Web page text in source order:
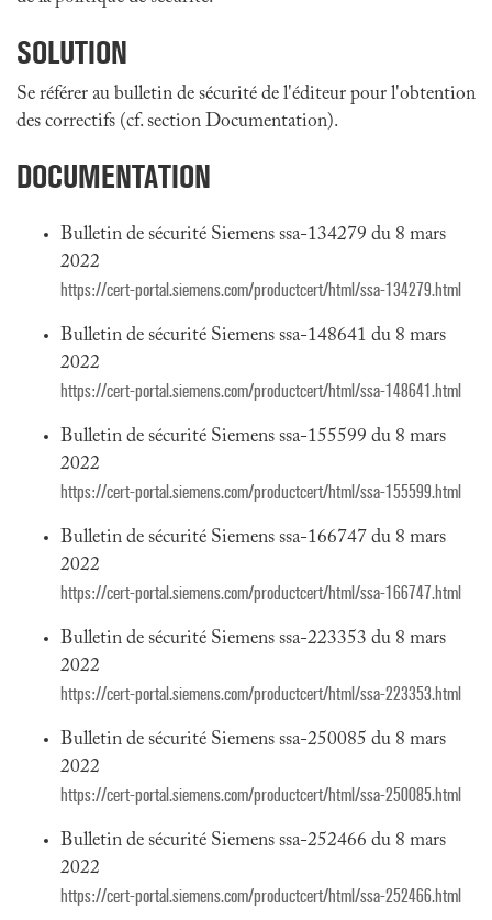
SOLUTION
Se référer au bulletin de sécurité de l'éditeur pour l'obtention
des correctifs (cf. section Documentation).
DOCUMENTATION
Bulletin de sécurité Siemens ssa-134279 du 8 mars
2022
https://cert-portal.siemens.com/productcert/html/ssa-134279.html
Bulletin de sécurité Siemens ssa-148641 du 8 mars
2022
https://cert-portal.siemens.com/productcert/html/ssa-148641.html
Bulletin de sécurité Siemens ssa-155599 du 8 mars
2022
https://cert-portal.siemens.com/productcert/html/ssa-155599.html
Bulletin de sécurité Siemens ssa-166747 du 8 mars
2022
https://cert-portal.siemens.com/productcert/html/ssa-166747.html
Bulletin de sécurité Siemens ssa-223353 du 8 mars
2022
https://cert-portal.siemens.com/productcert/html/ssa-223353.html
Bulletin de sécurité Siemens ssa-250085 du 8 mars
2022
https://cert-portal.siemens.com/productcert/html/ssa-250085.html
Bulletin de sécurité Siemens ssa-252466 du 8 mars
2022
https://cert-portal.siemens.com/productcert/html/ssa-252466.html